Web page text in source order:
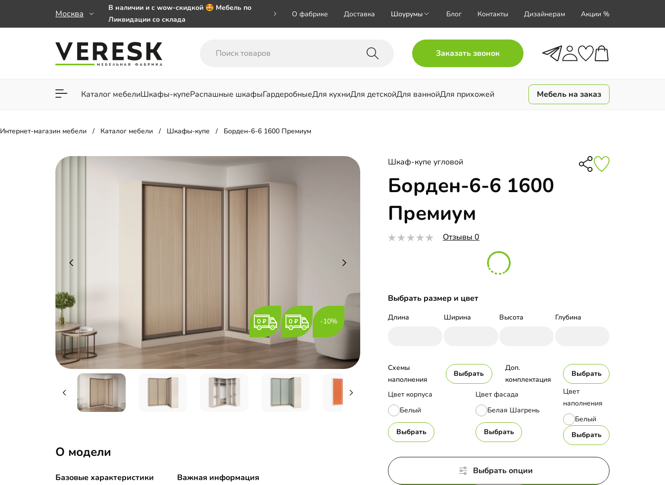
Москва
В наличии и с wow-скидкой 🤩 Мебель по
Ликвидации со склада
заказе от 50 000 ₽
Важно! Наш Whatsapp переехал на номер
О фабрике Доставка Шоурумы Блог Контакты Дизайнерам Акции %
Заказать звонок
Каталог мебелиШкафы-купеРаспашные шкафыГардеробныеДля кухниДля детскойДля ваннойДля прихожей
Для гостиной Для спальни
Мебель на заказ
Интернет-магазин мебели Каталог мебели Шкафы-купе Борден-6-6 1600 Премиум
-10%
Шкаф-купе угловой
Борден-6-6 1600
Премиум
Отзывы 0
Выбрать размер и цвет
Длина Ширина Высота Глубина
Цвет корпуса
Белый
Выбрать
Цвет фасада
Белая Шагрень
Выбрать
Цвет
наполнения
Белый
Выбрать
Схемы
наполнения
Выбрать
Доп.
комплектация
Выбрать
Выбрать опции
О модели
Базовые характеристики
Важная информация